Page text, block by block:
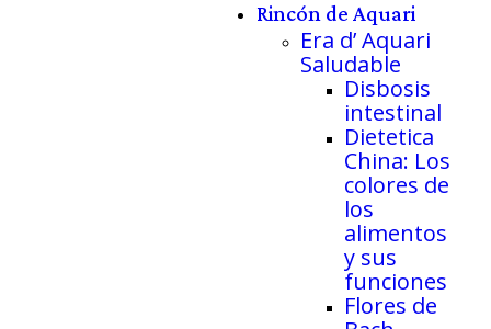
Rincón de Aquari
Era d’ Aquari
Saludable
Disbosis
intestinal
Dietetica
China: Los
colores de
los
alimentos
y sus
funciones
Flores de